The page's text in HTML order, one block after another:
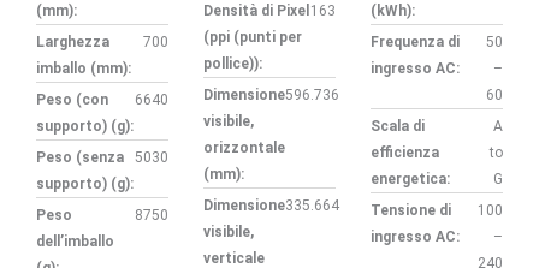
(mm):
Larghezza
imballo (mm):
700
Peso (con
supporto) (g):
6640
Peso (senza
supporto) (g):
5030
Peso
dell’imballo
8750
Densità di Pixel
(ppi (punti per
pollice)):
163
Dimensione
visibile,
orizzontale
(mm):
596.736
Dimensione
visibile,
verticale
335.664
(kWh):
Frequenza di
ingresso AC:
50
–
60
Scala di
efficienza
energetica:
A
to
G
Tensione di
ingresso AC:
100
–
240